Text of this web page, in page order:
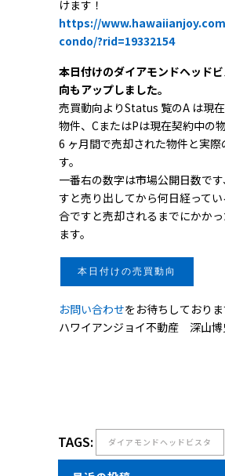
けます！
https://
condo/?rid=19332154
本日付けのダイアモンドヘッド
向もアップしました。
売買動向よりStatus 覧のA は現
物件、CまたはPは現在契約中の
6 ヶ月間で売却された物件と実際
す。
一番右の数字は市場公開日数で
すと売り出してから何日経って
合ですと売却されるまでにかか
ます。
本日付けの売買動向
お問い合わせをお待ちしておりま
ハワイアンジョイ不動産 深山博
TAGS: ダイアモンドヘッドビスタ